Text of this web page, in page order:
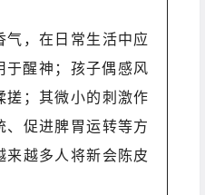
，在日常生活中应
醒神；孩子偶感风
搓；其微小的刺激作
、促进脾胃运转等方
来越多人将新会陈皮